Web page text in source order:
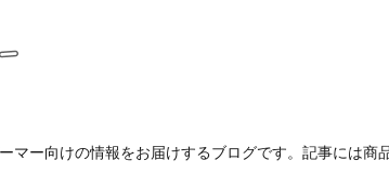
マー向けの情報をお届けするブログです。記事には商